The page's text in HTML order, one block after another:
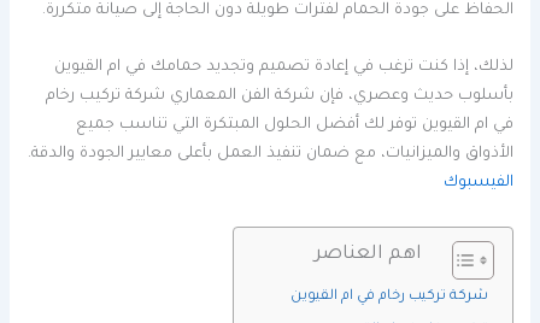
الحفاظ على جودة الحمام لفترات طويلة دون الحاجة إلى صيانة متكررة.
لذلك، إذا كنت ترغب في إعادة تصميم وتجديد حمامك في ام القيوين
بأسلوب حديث وعصري، فإن شركة الفن المعماري شركة تركيب رخام
في ام القيوين توفر لك أفضل الحلول المبتكرة التي تناسب جميع
الأذواق والميزانيات، مع ضمان تنفيذ العمل بأعلى معايير الجودة والدقة.
الفيسبوك
اهم العناصر
شركة تركيب رخام في ام القيوين